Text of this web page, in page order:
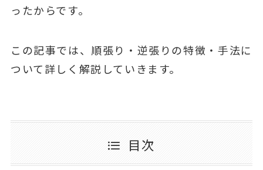
ったからです。
この記事では、順張り・逆張りの特徴・手法に
ついて詳しく解説していきます。
目次